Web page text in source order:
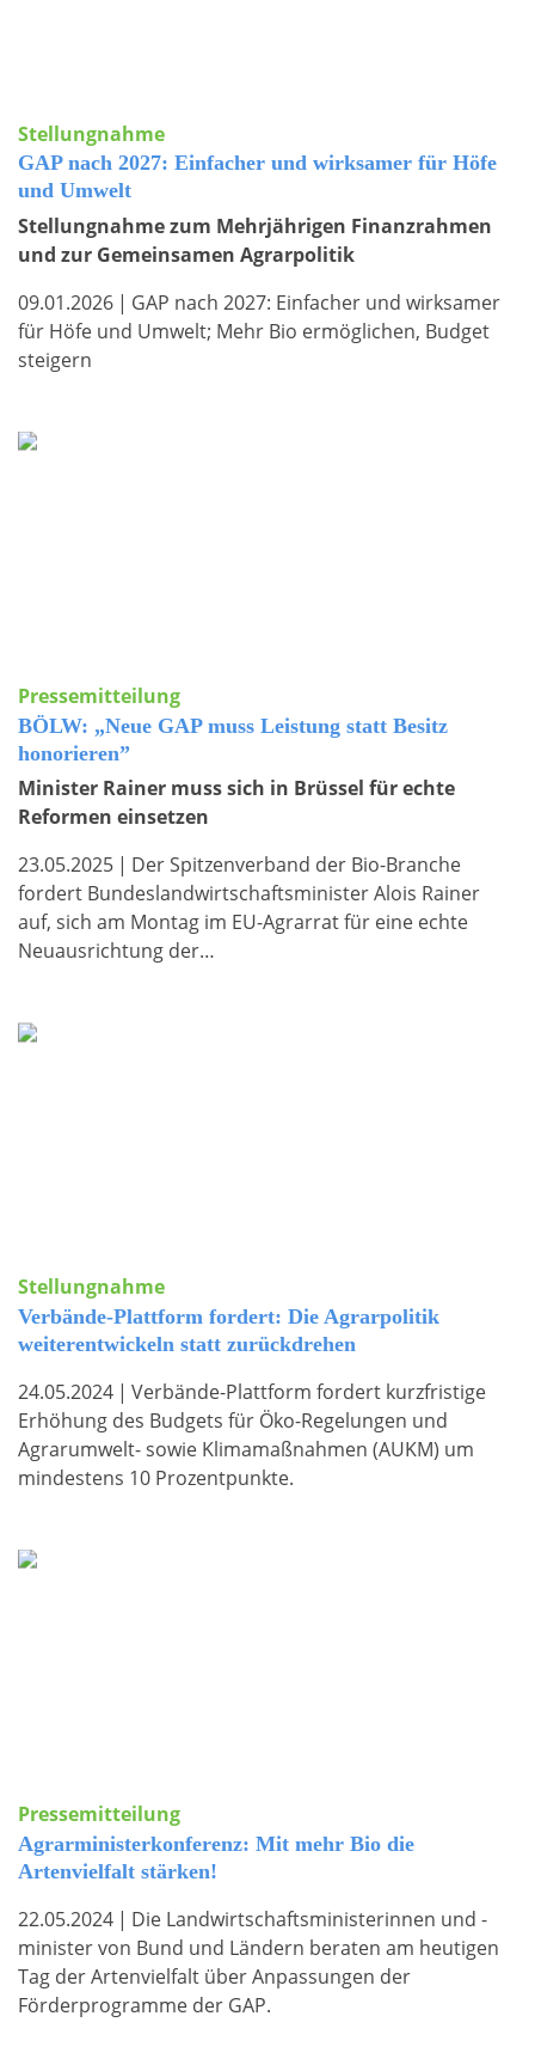
Stellungnahme
GAP nach 2027: Einfacher und wirksamer für Höfe
und Umwelt
Stellungnahme zum Mehrjährigen Finanzrahmen
und zur Gemeinsamen Agrarpolitik
09.01.2026 | GAP nach 2027: Einfacher und wirksamer
für Höfe und Umwelt; Mehr Bio ermöglichen, Budget
steigern
Pressemitteilung
BÖLW: „Neue GAP muss Leistung statt Besitz
honorieren”
Minister Rainer muss sich in Brüssel für echte
Reformen einsetzen
23.05.2025 | Der Spitzenverband der Bio-Branche
fordert Bundeslandwirtschaftsminister Alois Rainer
auf, sich am Montag im EU-Agrarrat für eine echte
Neuausrichtung der…
Stellungnahme
Verbände-Plattform fordert: Die Agrarpolitik
weiterentwickeln statt zurückdrehen
24.05.2024 | Verbände-Plattform fordert kurzfristige
Erhöhung des Budgets für Öko-Regelungen und
Agrarumwelt- sowie Klimamaßnahmen (AUKM) um
mindestens 10 Prozentpunkte.
Pressemitteilung
Agrarministerkonferenz: Mit mehr Bio die
Artenvielfalt stärken!
22.05.2024 | Die Landwirtschaftsministerinnen und -
minister von Bund und Ländern beraten am heutigen
Tag der Artenvielfalt über Anpassungen der
Förderprogramme der GAP.